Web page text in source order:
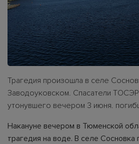
Трагедия произошла в селе
Заводоуковском. Спасатели
утонувшего вечером 3 июня.
Накануне вечером в Тюменской
трагедия на воде. В селе